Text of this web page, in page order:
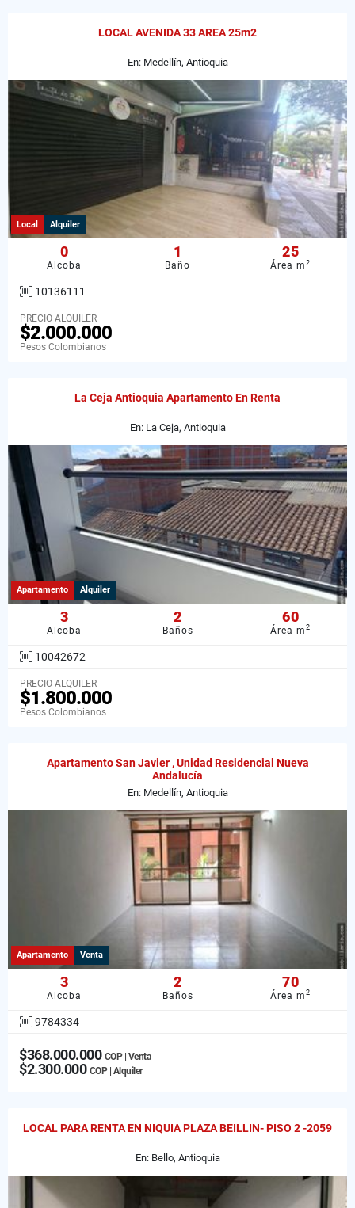
LOCAL AVENIDA 33 AREA 25m2
En: Medellín, Antioquia
Local Alquiler
0
Alcoba
1
Baño
25
Área m2
10136111
PRECIO ALQUILER
$2.000.000
Pesos Colombianos
La Ceja Antioquia Apartamento En Renta
En: La Ceja, Antioquia
Apartamento Alquiler
3
Alcoba
2
Baños
60
Área m2
10042672
PRECIO ALQUILER
$1.800.000
Pesos Colombianos
Apartamento San Javier , Unidad Residencial Nueva
Andalucía
En: Medellín, Antioquia
Apartamento Venta
3
Alcoba
2
Baños
70
Área m2
9784334
$368.000.000 COP | Venta
$2.300.000 COP | Alquiler
LOCAL PARA RENTA EN NIQUIA PLAZA BEILLIN- PISO 2 -2059
En: Bello, Antioquia